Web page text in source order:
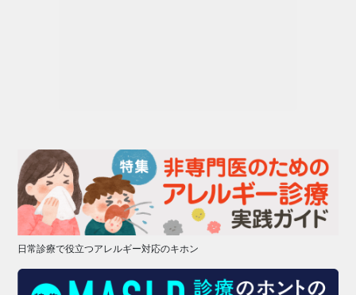
日常診療で役立つアレルギー対応のキホン